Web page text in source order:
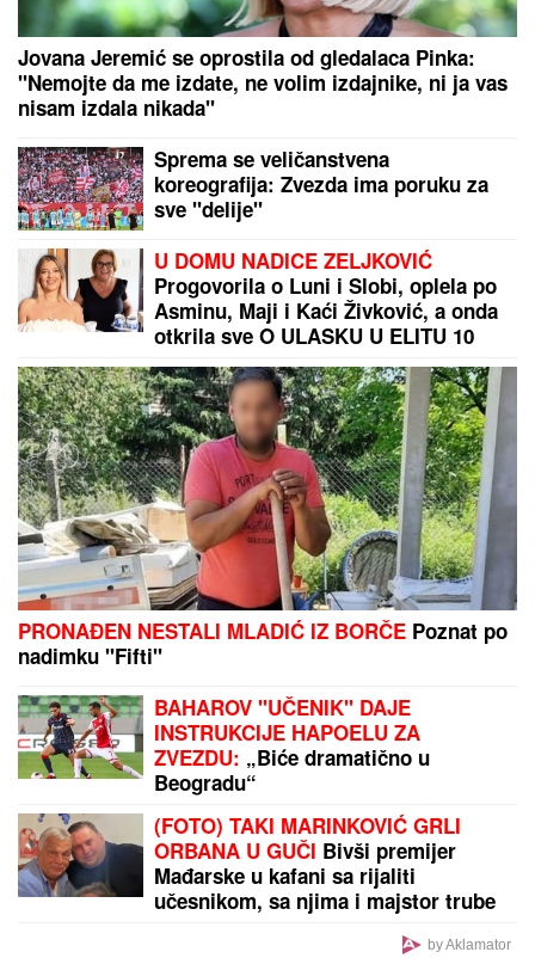
Nude mu bogatstvo: Vlahović sve bliži crno-belom
dresu
Marini Visković dečko bogataš kupio stan od 3
miliona evra: "Bila je šokirana!"
Opšta tuča na meču u komšiluku! U centru pažnje
klub za koji većinski nastupaju fudbaleri albanskog
porekla
by Aklamator
PREPORUKA ZA VAS